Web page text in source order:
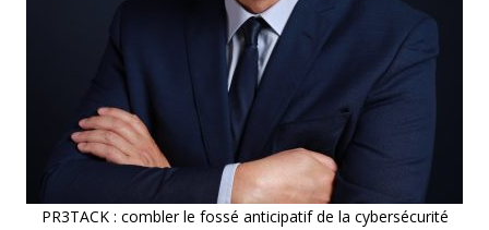
PR3TACK : combler le fossé anticipatif de la cybersécurité